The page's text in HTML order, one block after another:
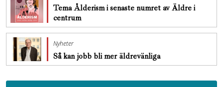
Tema Ålderism i senaste numret av Äldre i
centrum
Nyheter
Så kan jobb bli mer äldrevänliga